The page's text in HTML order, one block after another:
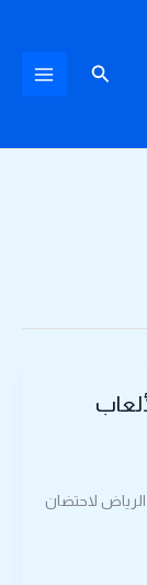
البحث
2025 أمّ الألعاب
لاحتضان